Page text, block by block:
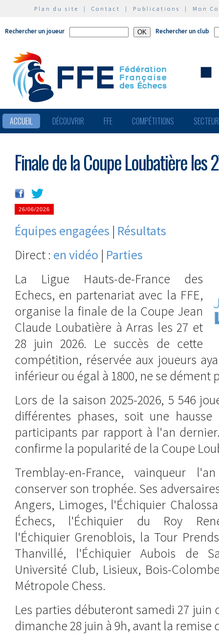
Plan du site | Contact | Publications | Mon
Rechercher un joueur Rechercher un club
ACCUEIL DÉCOUVRIR FFE COMPÉTITIONS
Finale de la Coupe Loubatière les
26/06/2026
Équipes engagées | Résultats
Direct : en vidéo | Parties
La Ligue Hauts-de-France des
Echecs, en partenariat avec la FFE,
organise la finale de la Coupe Jean
Claude Loubatière à Arras les 27 et
28 juin 2026. Le succès de cette
compétition, réservée aux joueurs
inférieur ou égal à 1800, ne se dément
Lors de la saison 2025-2026, 5 546
différentes phases, soit une hausse
participants par rapport à l'an
confirme la popularité de la Coupe
Tremblay-en-France, vainqueur
conserver son trophée. Ses
Angers, Limoges, l'Échiquier
Échecs, l'Échiquier du Roy
l'Échiquier Grenoblois, la Tour
Thanvillé, l'Échiquier Aubois de
Université Club, Lisieux, Bois-
Métropole Chess.
Les parties débuteront samedi 27 juin
dimanche 28 juin à 9h, avant la remise